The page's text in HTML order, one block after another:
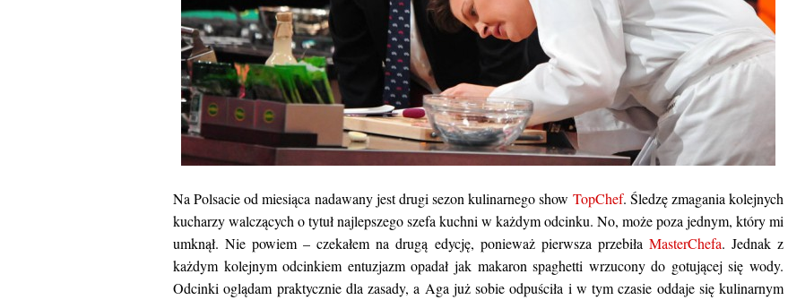
Na Polsacie od miesiąca nadawany jest drugi sezon kulinarnego show TopChef. Śledzę zmagania kolejnych
kucharzy walczących o tytuł najlepszego szefa kuchni w każdym odcinku. No, może poza jednym, który mi
umknął. Nie powiem – czekałem na drugą edycję, ponieważ pierwsza przebiła MasterChefa. Jednak z
każdym kolejnym odcinkiem entuzjazm opadał jak makaron spaghetti wrzucony do gotującej się wody.
Odcinki oglądam praktycznie dla zasady, a Aga już sobie odpuściła i w tym czasie oddaje się kulinarnym